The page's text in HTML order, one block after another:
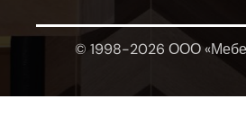
© 1998-2026 ООО